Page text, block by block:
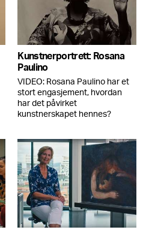
Kunstnerportrett: Rosana
Paulino
VIDEO: Rosana Paulino har et
stort engasjement, hvordan
har det påvirket
kunstnerskapet hennes?